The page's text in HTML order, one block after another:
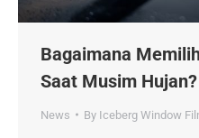
Bagaimana
Saat Musim Hujan?
News By Iceberg Window